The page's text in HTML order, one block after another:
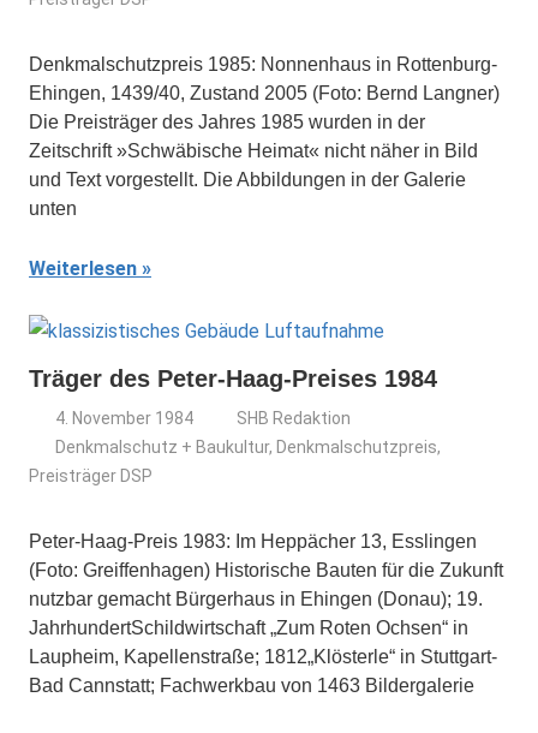
Denkmalschutzpreis 1985: Nonnenhaus in Rottenburg-
Ehingen, 1439/40, Zustand 2005 (Foto: Bernd Langner)
Die Preisträger des Jahres 1985 wurden in der
Zeitschrift »Schwäbische Heimat« nicht näher in Bild
und Text vorgestellt. Die Abbildungen in der Galerie
unten
Weiterlesen
Träger des Peter-Haag-Preises 1984
4. November 1984
SHB Redaktion
Denkmalschutz + Baukultur, Denkmalschutzpreis,
Preisträger DSP
Peter-Haag-Preis 1983: Im Heppächer 13, Esslingen
(Foto: Greiffenhagen) Historische Bauten für die Zukunft
nutzbar gemacht Bürgerhaus in Ehingen (Donau); 19.
JahrhundertSchildwirtschaft „Zum Roten Ochsen“ in
Laupheim, Kapellenstraße; 1812„Klösterle“ in Stuttgart-
Bad Cannstatt; Fachwerkbau von 1463 Bildergalerie